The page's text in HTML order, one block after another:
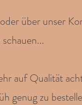
über unser
auf Qualität
genug zu